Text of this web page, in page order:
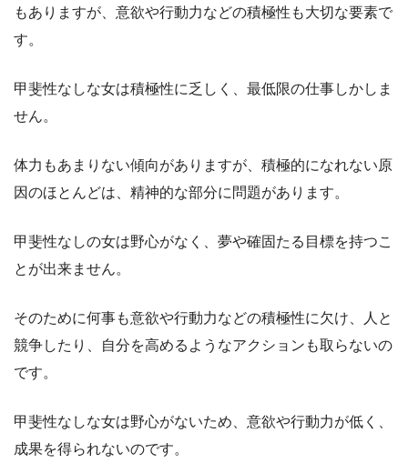
もありますが、意欲や行動力などの積極性も大切な要素で
す。
甲斐性なしな女は積極性に乏しく、最低限の仕事しかしま
せん。
体力もあまりない傾向がありますが、積極的になれない原
因のほとんどは、精神的な部分に問題があります。
甲斐性なしの女は野心がなく、夢や確固たる目標を持つこ
とが出来ません。
そのために何事も意欲や行動力などの積極性に欠け、人と
競争したり、自分を高めるようなアクションも取らないの
です。
甲斐性なしな女は野心がないため、意欲や行動力が低く、
成果を得られないのです。